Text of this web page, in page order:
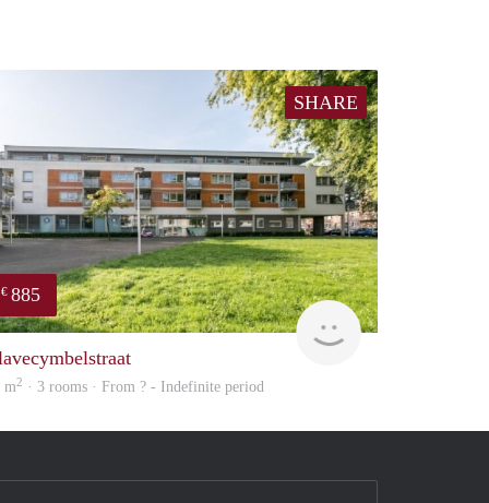
SHARE
€ 885
finder
m2 · 3 rooms · From ? - Indefinite period